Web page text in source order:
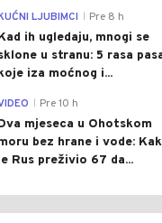
LJUBIMCI Pre 8 h
ih ugledaju, mnogi se
u stranu: 5 rasa
iza moćnog i...
Pre 10 h
mjeseca u Ohotskom
bez hrane i vode:
Rus preživio 67 da...